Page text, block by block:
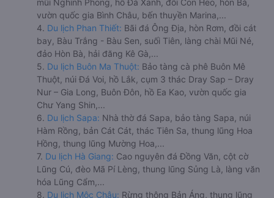
mũi Nghinh Phong, hồ Đá Xanh, đồi Con Heo, hòn Bà,
vườn quốc gia Bình Châu, bến thuyền Marina,...
4. Du lịch Phan Thiết: Bãi đá Ông Địa, hòn Rơm, đồi cát
bay, Bàu Trắng - Bàu Sen, suối Tiên, làng chài Mũi Né,
đảo Hòn Bà, hải đăng Kê Gà,...
5. Du lịch Buôn Ma Thuột: Bảo tàng cà phê Buôn Mê
Thuột, núi Đá Voi, hồ Lắk, cụm 3 thác Dray Sap – Dray
Nur – Gia Long, Buôn Đôn, hồ Ea Kao, vườn quốc gia
Chư Yang Shin,...
6. Du lịch Sapa: Nhà thờ đá Sapa, bảo tàng Sapa, núi
Hàm Rồng, bản Cát Cát, thác Tiên Sa, thung lũng Hoa
Hồng, thung lũng Mường Hoa,...
7. Du lịch Hà Giang: Cao nguyên đá Đồng Văn, cột cờ
Lũng Cú, đèo Mã Pí Lèng, thung lũng Sủng Là, làng văn
hóa Lũng Cẩm,...
8. Du lịch Mộc Châu: Rừng thông Bản Áng, thung lũng